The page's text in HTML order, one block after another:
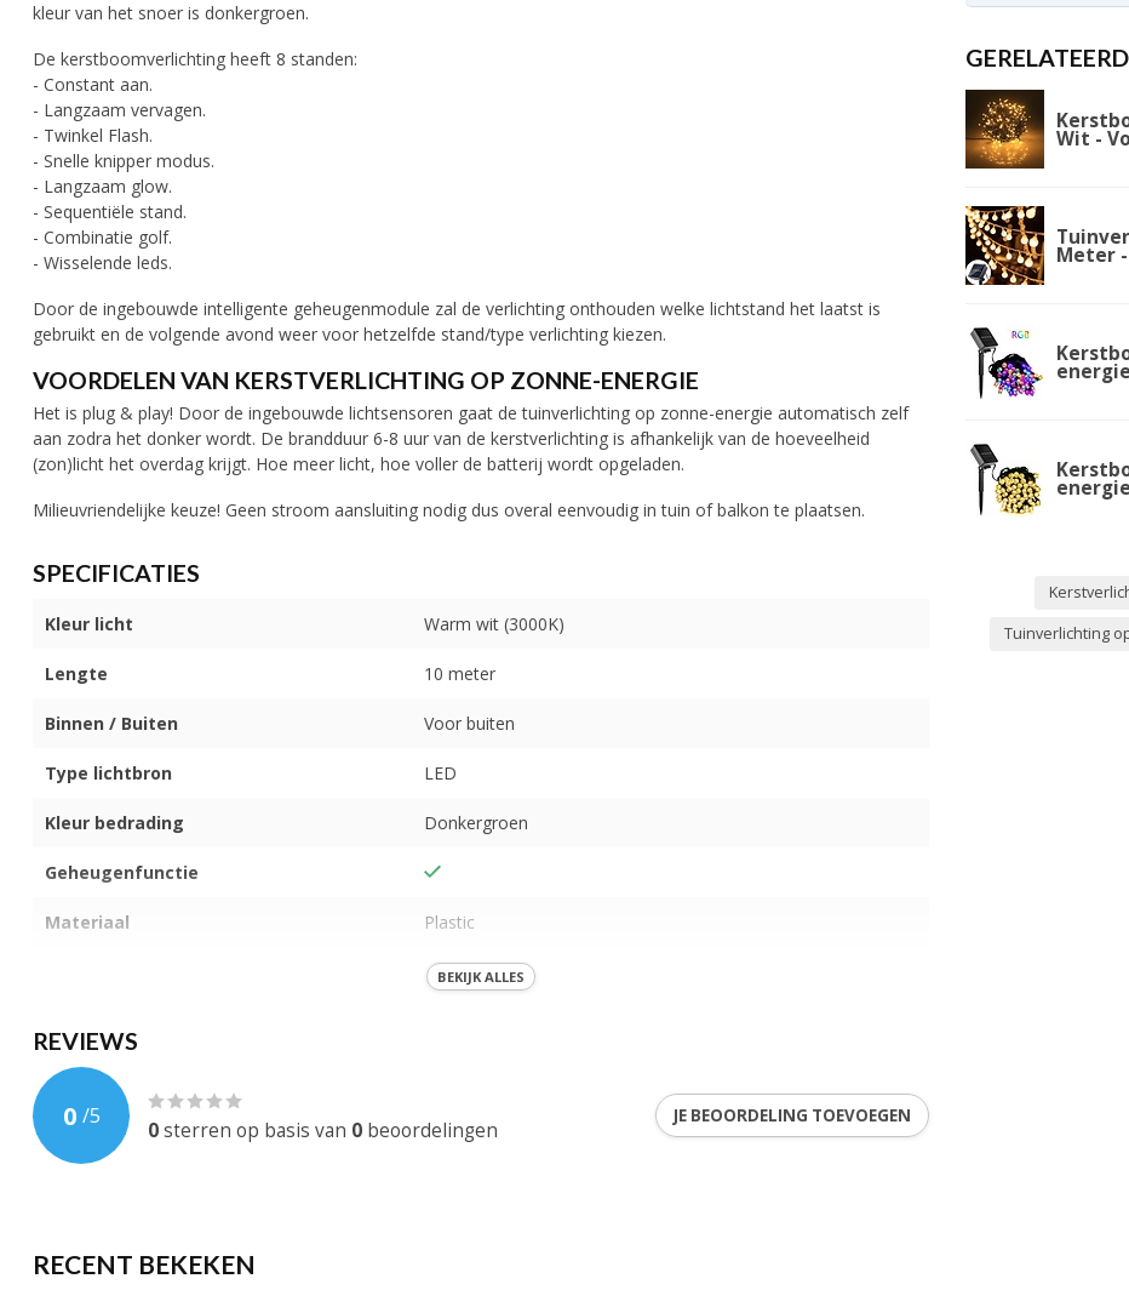
kleur van het snoer is donkergroen.
De kerstboomverlichting heeft 8 standen:
- Constant aan.
- Langzaam vervagen.
- Twinkel Flash.
- Snelle knipper modus.
- Langzaam glow.
- Sequentiële stand.
- Combinatie golf.
- Wisselende leds.
Door de ingebouwde intelligente geheugenmodule zal de verlichting onthouden welke lichtstand het laatst is
gebruikt en de volgende avond weer voor hetzelfde stand/type verlichting kiezen.
VOORDELEN VAN KERSTVERLICHTING OP ZONNE-ENERGIE
Het is plug & play! Door de ingebouwde lichtsensoren gaat de tuinverlichting op zonne-energie automatisch zelf
aan zodra het donker wordt. De brandduur 6-8 uur van de kerstverlichting is afhankelijk van de hoeveelheid
(zon)licht het overdag krijgt. Hoe meer licht, hoe voller de batterij wordt opgeladen.
Milieuvriendelijke keuze! Geen stroom aansluiting nodig dus overal eenvoudig in tuin of balkon te plaatsen.
SPECIFICATIES
Kleur licht Warm wit (3000K)
Lengte 10 meter
Binnen / Buiten Voor buiten
Type lichtbron LED
Kleur bedrading Donkergroen
Geheugenfunctie
Materiaal Plastic
8
Koppelbaar
IP-Waarde IP-65
Gewicht
Levensduur
BEKIJK ALLES
REVIEWS
0 /5
0sterren op basis van 0 beoordelingen
JE BEOORDELING TOEVOEGEN
Wit -
Meter
Tuinverlichting
RECENT BEKEKEN